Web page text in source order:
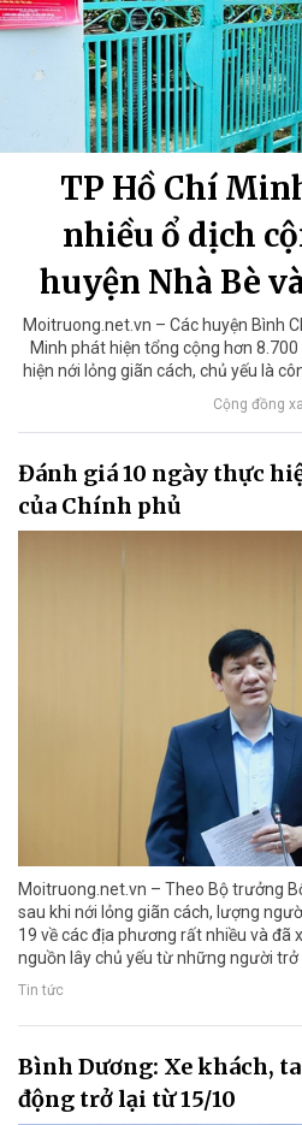
TP Hồ Chí
nhiều ổ dịch
huyện Nhà Bè
Moitruong.net.vn – Các huyện Bình
Minh phát hiện tổng cộng hơn
hiện nới lỏng giãn cách, chủ yếu là
Cộng đồng
Đánh giá 10 ngày thực
của Chính phủ
Moitruong.net.vn – Theo Bộ trưởng
sau khi nới lỏng giãn cách, lượng
19 về các địa phương rất nhiều và đã
nguồn lây chủ yếu từ những người trở
Tin tức
Bình Dương: Xe khách,
động trở lại từ 15/10